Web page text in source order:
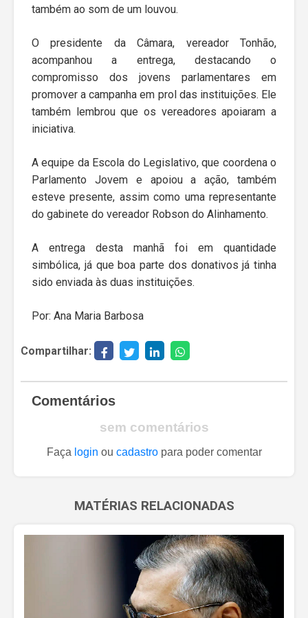
também ao som de um louvou.
O presidente da Câmara, vereador Tonhão,
acompanhou a entrega, destacando o
compromisso dos jovens parlamentares em
promover a campanha em prol das instituições. Ele
também lembrou que os vereadores apoiaram a
iniciativa.
A equipe da Escola do Legislativo, que coordena o
Parlamento Jovem e apoiou a ação, também
esteve presente, assim como uma representante
do gabinete do vereador Robson do Alinhamento.
A entrega desta manhã foi em quantidade
simbólica, já que boa parte dos donativos já tinha
sido enviada às duas instituições.
Por: Ana Maria Barbosa
Compartilhar:
Comentários
sem comentários
Faça login ou cadastropara poder comentar
MATÉRIAS RELACIONADAS